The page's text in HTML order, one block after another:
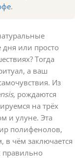
.
дня или просто
Тогда
а ваш
Из
, рождаются
на трёх
и улуне. Эта
полифенолов,
в чём заключается
правильно